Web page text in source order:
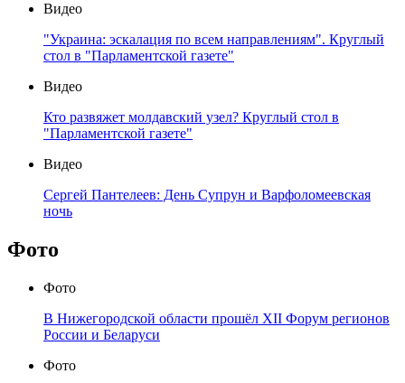
Видео
"Украина: эскалация по всем направлениям". Круглый
стол в "Парламентской газете"
Видео
Кто развяжет молдавский узел? Круглый стол в
"Парламентской газете"
Видео
Сергей Пантелеев: День Супрун и Варфоломеевская
ночь
Фото
Фото
В Нижегородской области прошёл XII Форум регионов
России и Беларуси
Фото